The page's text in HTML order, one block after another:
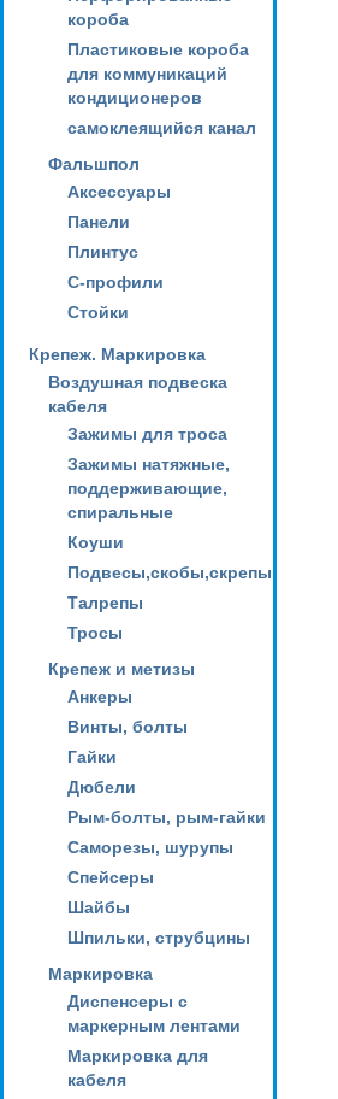
короба
Пластиковые короба
для коммуникаций
кондиционеров
самоклеящийся канал
Фальшпол
Аксессуары
Панели
Плинтус
С-профили
Стойки
Крепеж. Маркировка
Воздушная подвеска
кабеля
Зажимы для троса
Зажимы натяжные,
поддерживающие,
спиральные
Коуши
Подвесы,скобы,скрепы
Талрепы
Тросы
Крепеж и метизы
Анкеры
Винты, болты
Гайки
Дюбели
Рым-болты, рым-гайки
Саморезы, шурупы
Спейсеры
Шайбы
Шпильки, струбцины
Маркировка
Диспенсеры с
маркерным лентами
Маркировка для
кабеля